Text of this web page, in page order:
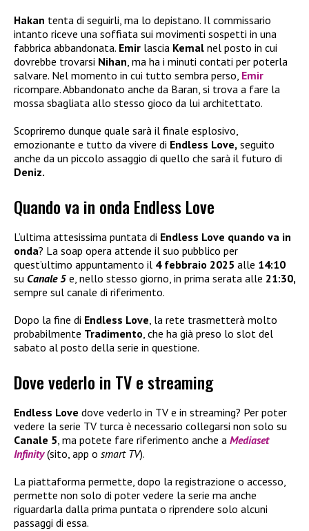
Hakan tenta di seguirli, ma lo depistano. Il commissario
intanto riceve una soffiata sui movimenti sospetti in una
fabbrica abbandonata. Emir lascia Kemal nel posto in cui
dovrebbe trovarsi Nihan , ma ha i minuti contati per poterla
salvare. Nel momento in cui tutto sembra perso, Emir
ricompare. Abbandonato anche da Baran, si trova a fare la
mossa sbagliata allo stesso gioco da lui architettato.
Scopriremo dunque quale sarà il finale esplosivo,
emozionante e tutto da vivere di Endless Love, seguito
anche da un piccolo assaggio di quello che sarà il futuro di
Deniz.
Quando va in onda Endless Love
L’ultima attesissima puntata di Endless Love quando va in
onda? La soap opera attende il suo pubblico per
quest’ultimo appuntamento il 4 febbraio 2025 alle 14:10
su Canale 5 e, nello stesso giorno, in prima serata alle 21:30,
sempre sul canale di riferimento.
Dopo la fine di Endless Love, la rete trasmetterà molto
probabilmente Tradimento, che ha già preso lo slot del
sabato al posto della serie in questione.
Dove vederlo in TV e streaming
Endless Love dove vederlo in TV e in streaming? Per poter
vedere la serie TV turca è necessario collegarsi non solo su
Canale 5, ma potete fare riferimento anche a Mediaset
Infinity(sito, app o smart TV).
La piattaforma permette, dopo la registrazione o accesso,
permette non solo di poter vedere la serie ma anche
riguardarla dalla prima puntata o riprendere solo alcuni
passaggi di essa.